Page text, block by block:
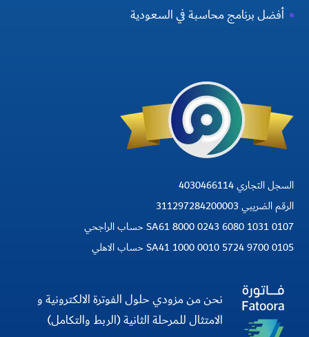
أفضل برنامج محاسبة في السعودية
السجل التجاري 4030466114
الرقم الضريبي 311297284200003
SA61 8000 0243 6080 1031 0107 حساب الراجحي
SA41 1000 0010 5724 9700 0105 حساب الاهلي
نحن من مزودي حلول الفوترة الالكترونية و
الامتثال للمرحلة الثانية (الربط والتكامل)